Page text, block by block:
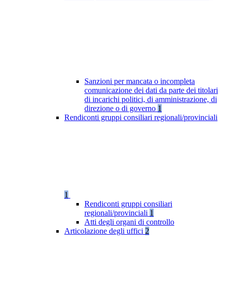
Sanzioni per mancata o incompleta
comunicazione dei dati da parte dei titolari
di incarichi politici, di amministrazione, di
direzione o di governo 1
Rendiconti gruppi consiliari regionali/provinciali
1
Rendiconti gruppi consiliari
regionali/provinciali 1
Atti degli organi di controllo
Articolazione degli uffici 2